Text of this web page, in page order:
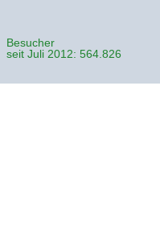
Besucher
seit Juli 2012: 564.826